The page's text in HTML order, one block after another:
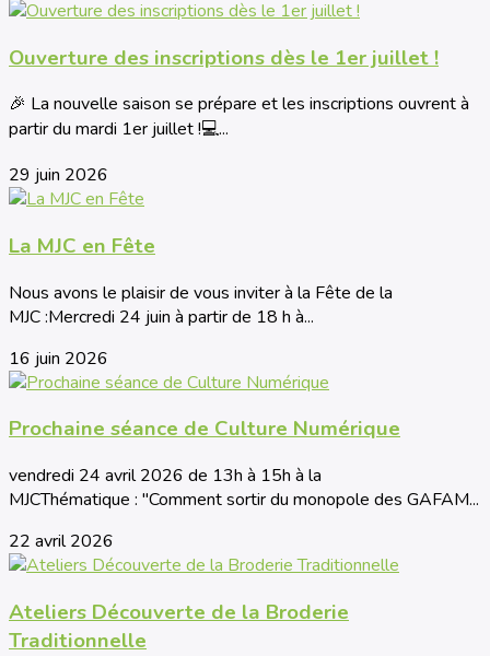
Ouverture des inscriptions dès le 1er juillet !
🎉 La nouvelle saison se prépare et les inscriptions ouvrent à
partir du mardi 1er juillet !💻...
29 juin 2026
La MJC en Fête
Nous avons le plaisir de vous inviter à la Fête de la
MJC :Mercredi 24 juin à partir de 18 h à...
16 juin 2026
Prochaine séance de Culture Numérique
vendredi 24 avril 2026 de 13h à 15h à la
MJCThématique : "Comment sortir du monopole des GAFAM...
22 avril 2026
Ateliers Découverte de la Broderie
Traditionnelle